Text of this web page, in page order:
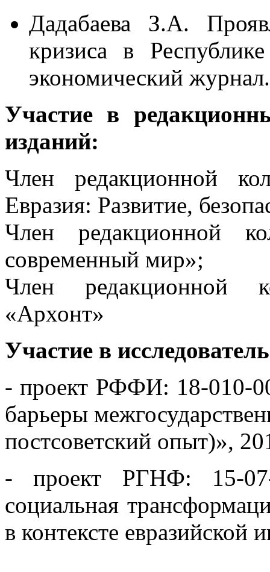
Дадабаева З.А.
кризиса в
экономический
Участие в
изданий:
Член редакционной
Евразия: Развитие,
Член редакционной
современный мир»;
Член редакционной
«Архонт»
Участие в
- проект РФФИ: 18-010-
барьеры
постсоветский опыт)»,
- проект РГНФ: 15-
социальная
в контексте евразийской